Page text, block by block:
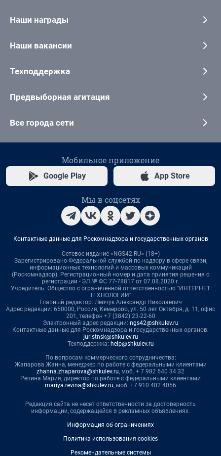
Наши награды
Наши вакансии
Техподдержка
Предвыборная агитация
Все города сети
Мобильное приложение
Google Play App Store
Мы в соцсетях
Контактные данные для Роскомнадзора и государственных органов
Сетевое издание «NGS42.RU» (18+)
Зарегистрировано Федеральной службой по надзору в сфере связи,
информационных технологий и массовых коммуникаций
(Роскомнадзор). Регистрационный номер и дата принятия решения о
регистрации - ЭЛ № ФС 77-78817 от 07.08.2020 г.
Учредитель: Общество с ограниченной ответственностью "ИНТЕРНЕТ
ТЕХНОЛОГИИ"
Главный редактор: Левчук Александр Николаевич
Адрес редакции: 650000, Россия, Кемерово, ул. 50 лет Октября, д. 11, офис
201, телефон +7 (3842) 23-22-60
Электронный адрес редакции: ngs42@shkulev.ru
Контактные данные для Роскомнадзора и государственных органов:
juristnsk@shkulev.ru
Техподдержка: help@shkulev.ru
По вопросам коммерческого сотрудничества:
Жапарова Жанна, менеджер по работе с федеральными клиентами
zhanna.zhaparova@shkulev.ru, моб. + 7 982 640 34 32
Ревина Мария, директор по работе с федеральными клиентами
mariya.revina@shkulev.ru, моб. +7 910 402 4056
Редакция сайта не несет ответственности за достоверность
информации, содержащейся в рекламных объявлениях.
Информация об ограничениях
Политика использования cookies
Рекомендательные системы